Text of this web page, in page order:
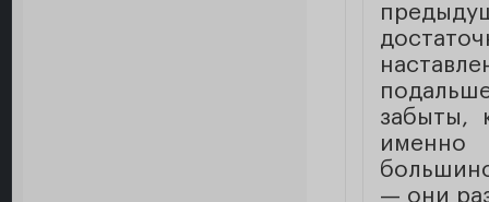
забыты,
— они